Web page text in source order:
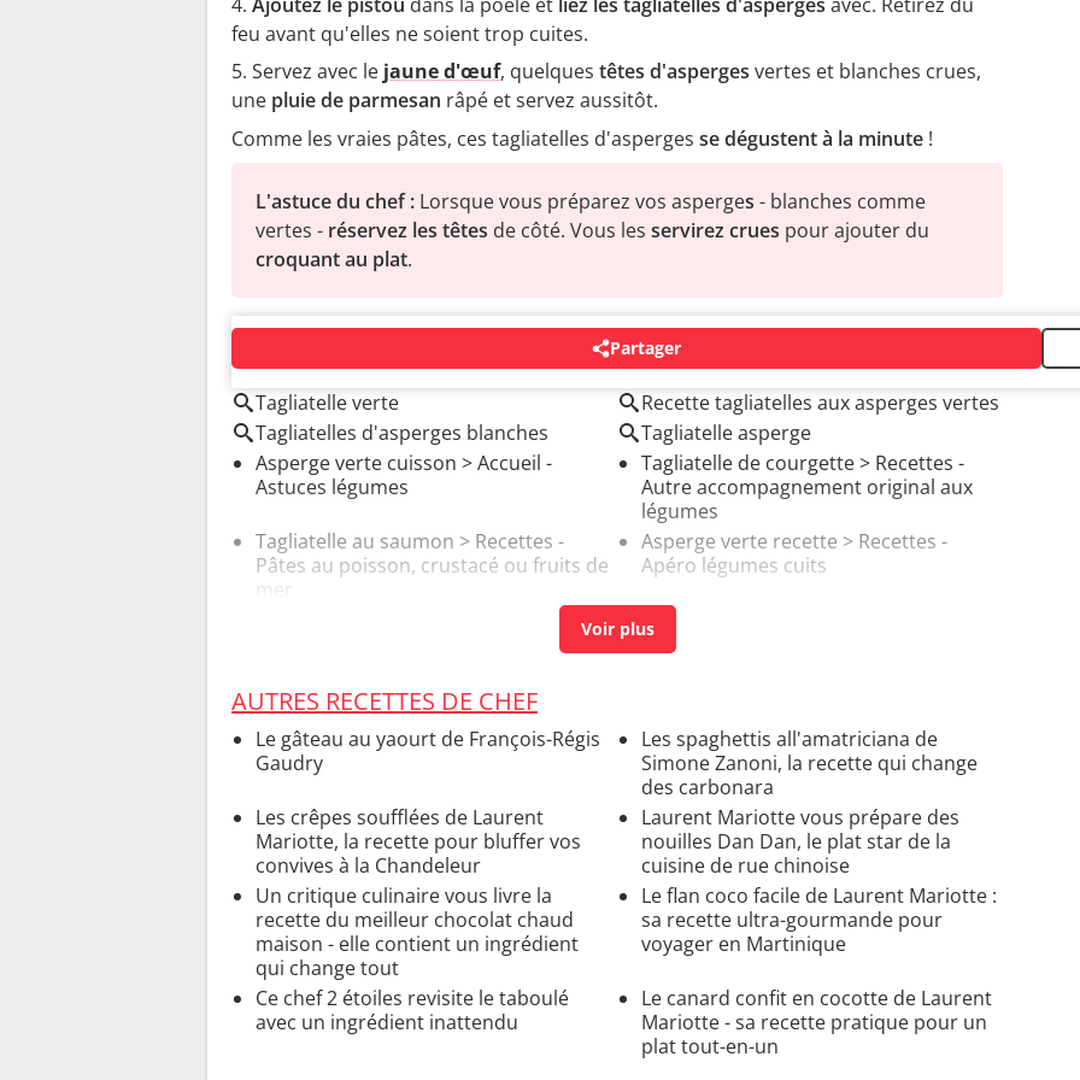
feu avant qu'elles ne soient trop cuites.
Servez avec le jaune d'œuf, quelques têtes d'asperges vertes et blanches crues,
une pluie de parmesan râpé et servez aussitôt.
Comme les vraies pâtes, ces tagliatelles d'asperges se dégustent à la minute !
L'astuce du chef : Lorsque vous préparez vos asperges - blanches comme
vertes - réservez les têtes de côté. Vous les servirez crues pour ajouter du
croquant au plat.
Partager
AUTOUR DU MÊME SUJET
Tagliatelle verte
Recette tagliatelles aux asperges vertes
Tagliatelles d'asperges blanches
Tagliatelle asperge
Asperge verte cuisson > Accueil -
Astuces légumes
Tagliatelle de courgette> Recettes -
Autre accompagnement original aux
légumes
Tagliatelle au saumon > Recettes -
Pâtes au poisson, crustacé ou fruits de
mer
Asperge verte recette > Recettes -
Apéro légumes cuits
> Recettes - Pâtes
au poisson, crustacé ou fruits de mer
Salade verte cuite à la poêle
- Poêlée de légumes
AUTRES RECETTES DE CHEF
Le gâteau au yaourt de François-Régis
Gaudry
Les spaghettis all'amatriciana de
Simone Zanoni, la recette qui change
des carbonara
Les crêpes soufflées de Laurent
Mariotte, la recette pour bluffer vos
convives à la Chandeleur
Laurent Mariotte vous prépare des
nouilles Dan Dan, le plat star de la
cuisine de rue chinoise
Un critique culinaire vous livre la
recette du meilleur chocolat chaud
maison - elle contient un ingrédient
qui change tout
Le flan coco facile de Laurent Mariotte :
sa recette ultra-gourmande pour
voyager en Martinique
Ce chef 2 étoiles revisite le taboulé
avec un ingrédient inattendu
Le canard confit en cocotte de Laurent
Mariotte - sa recette pratique pour un
plat tout-en-un